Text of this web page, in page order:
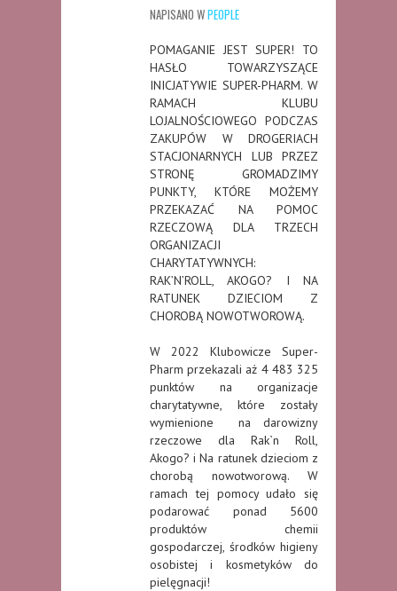
NAPISANO WPEOPLE
POMAGANIE JEST SUPER! TO
HASŁO TOWARZYSZĄCE
INICJATYWIE SUPER-PHARM. W
RAMACH KLUBU
LOJALNOŚCIOWEGO PODCZAS
ZAKUPÓW W DROGERIACH
STACJONARNYCH LUB PRZEZ
STRONĘ GROMADZIMY
PUNKTY, KTÓRE MOŻEMY
PRZEKAZAĆ NA POMOC
RZECZOWĄ DLA TRZECH
ORGANIZACJI
CHARYTATYWNYCH:
RAK’N’ROLL, AKOGO? I NA
RATUNEK DZIECIOM Z
CHOROBĄ NOWOTWOROWĄ.
W 2022 Klubowicze Super-
Pharm przekazali aż 4 483 325
punktów na organizacje
charytatywne, które zostały
wymienione na darowizny
rzeczowe dla Rak`n Roll,
Akogo? i Na ratunek dzieciom z
chorobą nowotworową. W
ramach tej pomocy udało się
podarować ponad 5600
produktów chemii
gospodarczej, środków higieny
osobistej i kosmetyków do
pielęgnacji!